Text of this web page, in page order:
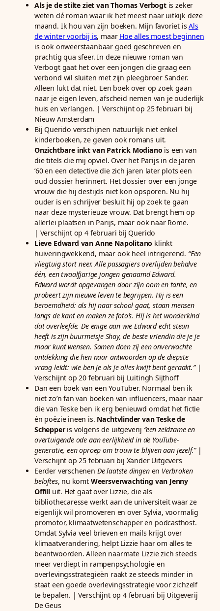
Als je de stilte ziet van Thomas Verbogt is zeker
weten dé roman waar ik het meest naar uitkijk deze
maand. Ik hou van zijn boeken. Mijn favoriet isAls
de winter voorbij is, maar Hoe alles moest beginnen
is ook onweerstaanbaar goed geschreven en
prachtig qua sfeer. In deze nieuwe roman van
Verbogt gaat het over een jongen die graag een
verbond wil sluiten met zijn pleegbroer Sander.
Alleen lukt dat niet. Een boek over op zoek gaan
naar je eigen leven, afscheid nemen van je ouderlijk
huis en verlangen. | Verschijnt op 25 februari bij
Nieuw Amsterdam
Bij Querido verschijnen natuurlijk niet enkel
kinderboeken, ze geven ook romans uit.
Onzichtbare inkt van Patrick Modiano is een van
die titels die mij opviel. Over het Parijs in de jaren
’60 en een detective die zich jaren later plots een
oud dossier herinnert. Het dossier over een jonge
vrouw die hij destijds niet kon opsporen. Nu hij
ouder is en schrijver besluit hij op zoek te gaan
naar deze mysterieuze vrouw. Dat brengt hem op
allerlei plaatsen in Parijs, maar ook naar Rome.
| Verschijnt op 4 februari bij Querido
Lieve Edward van Anne Napolitano klinkt
huiveringwekkend, maar ook heel intrigerend. “Een
vliegtuig stort neer. Alle passagiers overlijden behalve
één, een twaalfjarige jongen genaamd Edward.
Edward wordt opgevangen door zijn oom en tante, en
probeert zijn nieuwe leven te begrijpen. Hij is een
beroemdheid: als hij naar school gaat, staan mensen
langs de kant en maken ze foto’s. Hij is het wonderkind
dat overleefde. De enige aan wie Edward echt steun
heeft is zijn buurmeisje Shay, de beste vriendin die je je
maar kunt wensen. Samen doen zij een onverwachte
ontdekking die hen naar antwoorden op de diepste
vraag leidt: wie ben je als je alles kwijt bent geraakt.” |
Verschijnt op 20 februari bij Luitingh Sijthoff
Dan een boek van een YouTuber. Normaal ben ik
niet zo’n fan van boeken van influencers, maar naar
die van Teske ben ik erg benieuwd omdat het fictie
én poëzie ineen is. Nachtvlinder van Teske de
Schepperis volgens de uitgeverij “een zeldzame en
overtuigende ode aan eerlijkheid in de YouTube-
generatie, een oproep om trouw te blijven aan jezelf.”|
Verschijnt op 25 februari bij Xander Uitgevers
Eerder verschenen De laatste dingenen Verbroken
beloftes, nu komt Weersverwachting van Jenny
Offilluit. Het gaat over Lizzie, die als
bibliothecaresse werkt aan de universiteit waar ze
eigenlijk wil promoveren en over Sylvia, voormalig
promotor, klimaatwetenschapper en podcasthost.
Omdat Sylvia veel brieven en mails krijgt over
klimaatverandering, helpt Lizzie haar om alles te
beantwoorden. Alleen naarmate Lizzie zich steeds
meer verdiept in rampenpsychologie en
overlevingsstrategieën raakt ze steeds minder in
staat een goede overlevingsstrategie voor zichzelf
te bepalen. | Verschijnt op 4 februari bij Uitgeverij
De Geus